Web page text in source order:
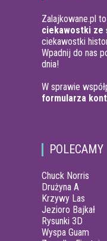
Zalajkowane.pl
ciekawostki ze
ciekawostki
Wpadnij do nas
dnia!
W sprawie
formularza
POLECAMY
Chuck Norris
Drużyna A
Krzywy Las
Jezioro Bajkał
Rysunki 3D
Wyspa Guam